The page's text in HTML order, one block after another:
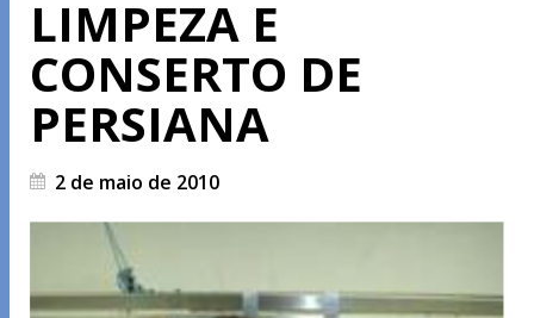
LIMPEZA E
CONSERTO DE
PERSIANA
2 de maio de 2010